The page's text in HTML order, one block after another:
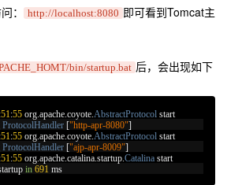
：
http://localhost:8080 即可看到Tomcat主
bin/startup.bat 后，会出现如下
51:55 org.apache.coyote.AbstractProtocol start
ProtocolHandler ["http-apr-8080"]
51:55 org.apache.coyote.AbstractProtocol start
ProtocolHandler ["ajp-apr-8009"]
51:55 org.apache.catalina.startup.Catalina start
in 691 ms